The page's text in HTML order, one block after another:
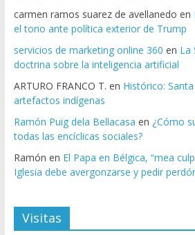
carmen ramos suarez de avellanedo en
el tono ante política exterior de Trump
servicios de marketing online 360 en La
doctrina sobre la inteligencia artificial
ARTURO FRANCO T. en Histórico:
artefactos indígenas
Ramón Puig dela Bellacasa en ¿Cómo
todas las encíclicas sociales?
Ramón en El Papa en Bélgica, “mea
Iglesia debe avergonzarse y pedir
Visitas